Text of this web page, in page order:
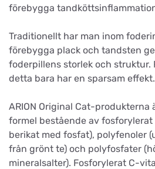
förebygga
Traditionellt har man inom
förebygga plack och tandsten
foderpillens storlek och struktur.
detta bara har en sparsam effekt.
ARION Original Cat-
formel bestående av
berikat med fosfat), polyfenoler
från grönt te) och polyfosfater
mineralsalter). Fosforylerat C-